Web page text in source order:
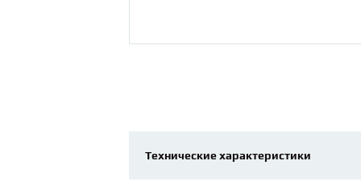
Технические характеристики